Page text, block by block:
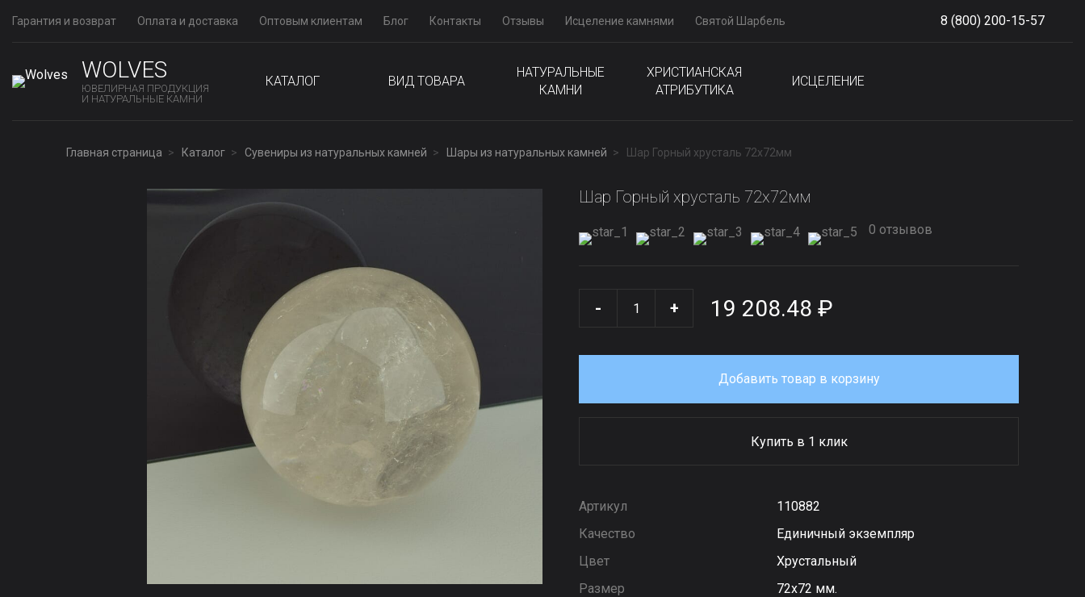
Гарантия и возврат Оплата и доставка Оптовым клиентам Блог Контакты Отзывы Исцеление камнями Святой Шарбель 8 (800) 200-15-57
WOLVES
ЮВЕЛИРНАЯ ПРОДУКЦИЯ
И НАТУРАЛЬНЫЕ КАМНИ
КАТАЛОГ ВИД ТОВАРА
НАТУРАЛЬНЫЕ
КАМНИ
ХРИСТИАНСКАЯ
АТРИБУТИКА
ИСЦЕЛЕНИЕ
Главная страница Каталог Сувениры из натуральных камней Шары из натуральных камней Шар Горный хрусталь 72x72мм
Шар Горный хрусталь 72x72мм
0 отзывов
- + 19 208.48 ₽
Добавить товар в корзину
Купить в 1 клик
Артикул
110882
Качество
Единичный экземпляр
Цвет
Хрустальный
Размер
72х72 мм.